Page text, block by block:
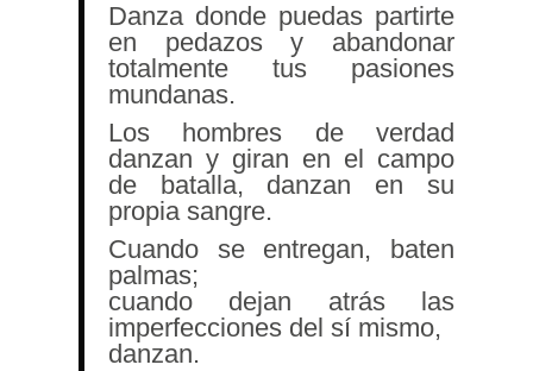
Danza donde puedas partirte
en pedazos y abandonar
totalmente tus pasiones
mundanas.
Los hombres de verdad
danzan y giran en el campo
de batalla, danzan en su
propia sangre.
Cuando se entregan, baten
palmas;
cuando dejan atrás las
imperfecciones del sí mismo,
danzan.